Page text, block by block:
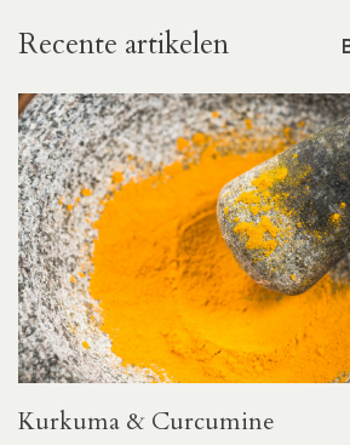
Recente artikelen
Kurkuma & Curcumine